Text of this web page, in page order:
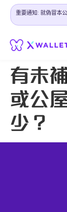
重要通知: 就偽冒本
有未
或公
少？